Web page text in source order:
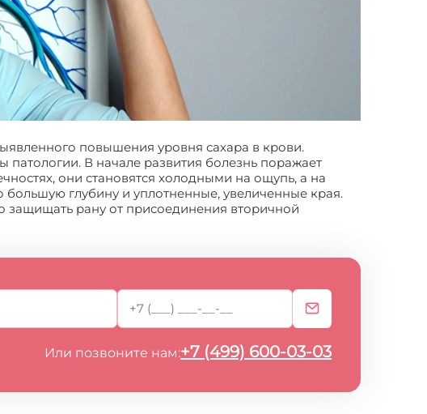
повышения уровня сахара в крови.
В начале развития болезнь поражает
они становятся холодными на ощупь, а на
глубину и уплотненные, увеличенные края.
защищать рану от присоединения вторичной
Или позвоните нам:+7 (499) 600-03-03